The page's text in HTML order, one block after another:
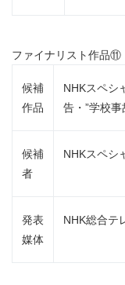
ファイナリスト作品⑪
候補
作品
NHKスペシ
告・”学校
候補
者
NHKスペ
発表
媒体
NHK総合テ